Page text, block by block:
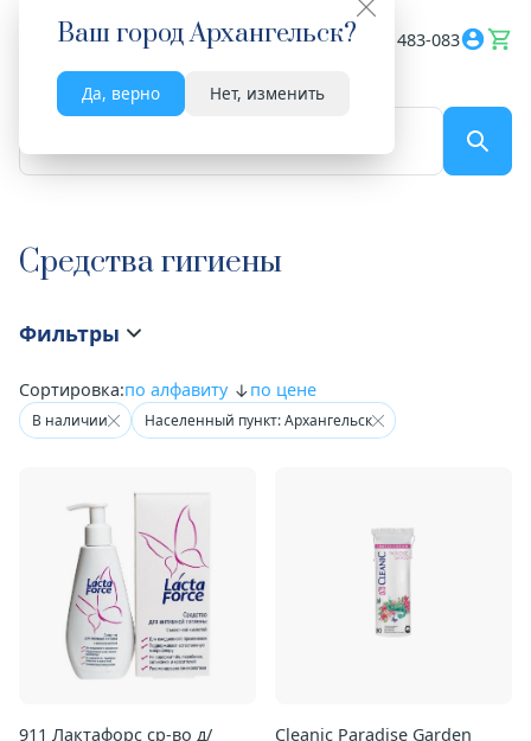
Ваш городАрхангельск?
Да, верно Нет, изменить
Весь сайт 8182 483-083
Средства гигиены
Фильтры
Сортировка:по алфавиту по цене
В наличии Населенный пункт: Архангельск
911 Лактафорс ср-во д/
Cleanic Paradise Garden